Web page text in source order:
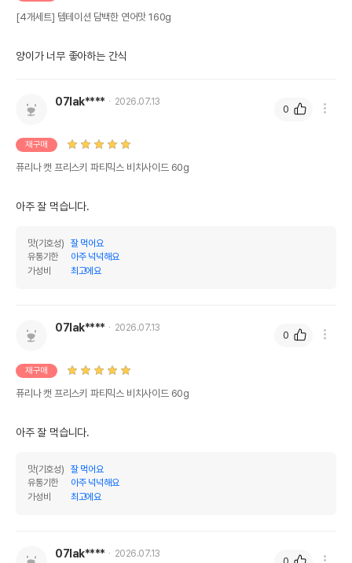
[4개세트] 템테이션 담백한 연어맛 160g
양이가 너무 좋아하는 간식
07lak**** 2026.07.13
재구매
퓨리나 캣 프리스키 파티믹스 비치사이드 60g
아주 잘 먹습니다.
맛(기호성)
잘 먹어요
유통기한
아주 넉넉해요
가성비
최고에요
0
07lak**** 2026.07.13
재구매
퓨리나 캣 프리스키 파티믹스 비치사이드 60g
아주 잘 먹습니다.
맛(기호성)
잘 먹어요
유통기한
아주 넉넉해요
가성비
최고에요
0
07lak**** 2026.07.13